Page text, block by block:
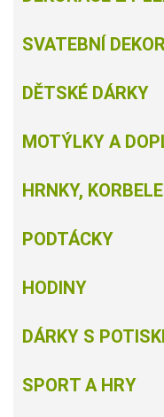
SVATEBNÍ
DĚTSKÉ DÁRKY
MOTÝLKY A
HRNKY, KORBELE
PODTÁCKY
HODINY
DÁRKY S
SPORT A HRY